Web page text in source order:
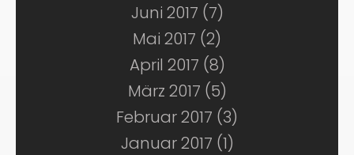
Juni 2017 (7)
Mai 2017 (2)
April 2017 (8)
März 2017 (5)
Februar 2017 (3)
Januar 2017 (1)